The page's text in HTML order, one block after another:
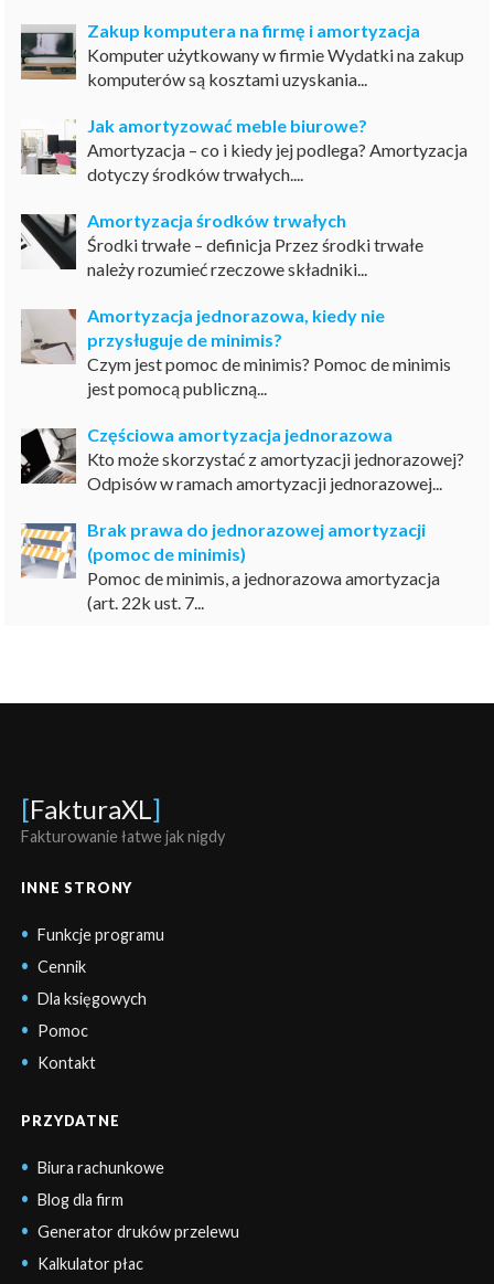
Zakup komputera na firmę i amortyzacja
Komputer użytkowany w firmie Wydatki na zakup
komputerów są kosztami uzyskania...
Jak amortyzować meble biurowe?
Amortyzacja – co i kiedy jej podlega? Amortyzacja
dotyczy środków trwałych....
Amortyzacja środków trwałych
Środki trwałe – definicja Przez środki trwałe
należy rozumieć rzeczowe składniki...
Amortyzacja jednorazowa, kiedy nie
przysługuje de minimis?
Czym jest pomoc de minimis? Pomoc de minimis
jest pomocą publiczną...
Częściowa amortyzacja jednorazowa
Kto może skorzystać z amortyzacji jednorazowej?
Odpisów w ramach amortyzacji jednorazowej...
Brak prawa do jednorazowej amortyzacji
(pomoc de minimis)
Pomoc de minimis, a jednorazowa amortyzacja
(art. 22k ust. 7...
[FakturaXL ]
Fakturowanie łatwe jak nigdy
INNE STRONY
Funkcje programu
Cennik
Dla księgowych
Pomoc
Kontakt
PRZYDATNE
Biura rachunkowe
Blog dla firm
Generator druków przelewu
Kalkulator płac